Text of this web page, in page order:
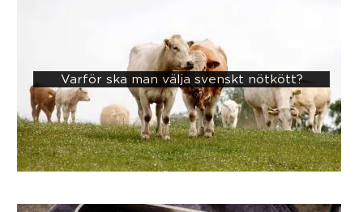
Varför ska man välja svenskt nötkött?